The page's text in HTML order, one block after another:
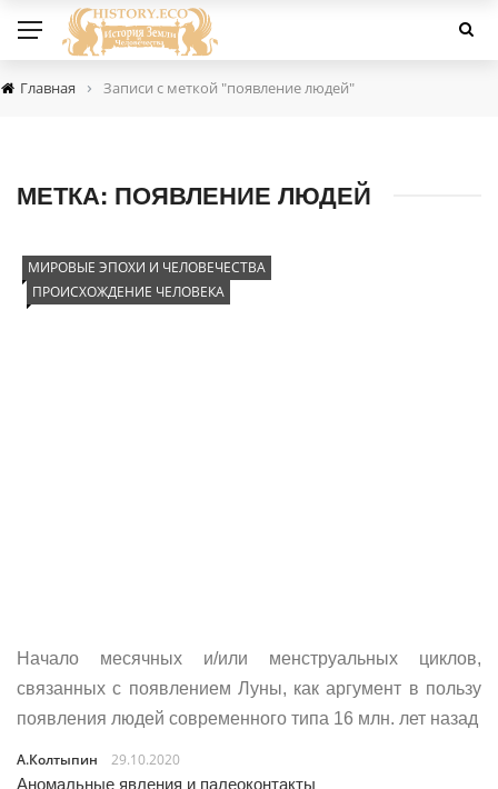
Главная › Записи с меткой "появление людей"
МЕТКА: ПОЯВЛЕНИЕ ЛЮДЕЙ
МИРОВЫЕ ЭПОХИ И ЧЕЛОВЕЧЕСТВА
ПРОИСХОЖДЕНИЕ ЧЕЛОВЕКА
Начало месячных и/или менструальных циклов,
связанных с появлением Луны, как аргумент в пользу
появления людей современного типа 16 млн. лет назад
А.Колтыпин
29.10.2020
Аномальные явления и палеоконтакты